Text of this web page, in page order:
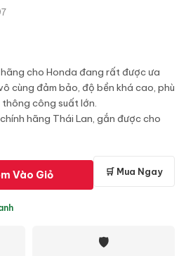
cho Honda đang rất được ưa
cùng đảm bảo, độ bền khá cao, phù
công suất lớn.
hãng Thái Lan, gắn được cho
Vào Giỏ 🛒 Mua Ngay
🛡